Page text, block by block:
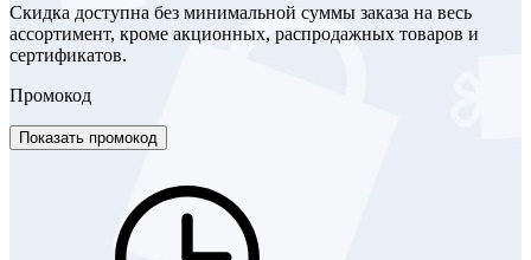
Скидка доступна без минимальной суммы заказа на весь
ассортимент, кроме акционных, распродажных товаров и
сертификатов.
Промокод
Показать промокод